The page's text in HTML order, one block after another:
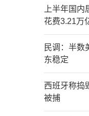
上半年国
花费3.21万
民调：半数
东稳定
西班牙称捣
被捕